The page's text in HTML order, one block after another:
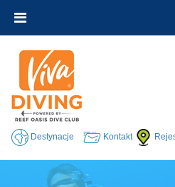
Destynacje Kontakt